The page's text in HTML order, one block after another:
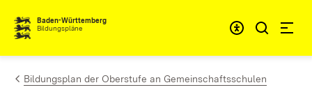
Zum Inhalt springen
Baden-Württemberg
Bildungspläne
Bildungsplan der Oberstufe an Gemeinschaftsschulen